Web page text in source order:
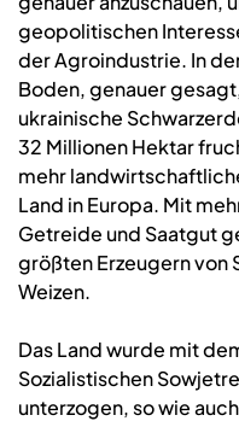
geopolitischen
der Agroindustrie. In
Boden, genauer
ukrainische
32 Millionen Hektar
mehr
Land in Europa. Mit
Getreide und Saatgut
größten Erzeugern von
Weizen.
Das Land wurde mit
Sozialistischen
unterzogen, so wie